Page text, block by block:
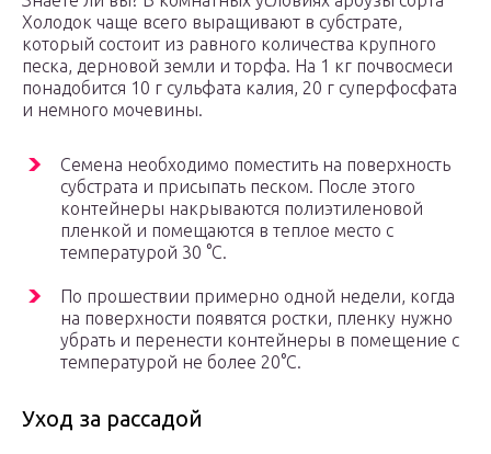
Холодок чаще всего выращивают в субстрате,
который состоит из равного количества крупного
песка, дерновой земли и торфа. На 1 кг почвосмеси
понадобится 10 г сульфата калия, 20 г суперфосфата
и немного мочевины.
Семена необходимо поместить на поверхность
субстрата и присыпать песком. После этого
контейнеры накрываются полиэтиленовой
пленкой и помещаются в теплое место с
температурой 30 °С.
По прошествии примерно одной недели, когда
на поверхности появятся ростки, пленку нужно
убрать и перенести контейнеры в помещение с
температурой не более 20°С.
Уход за рассадой